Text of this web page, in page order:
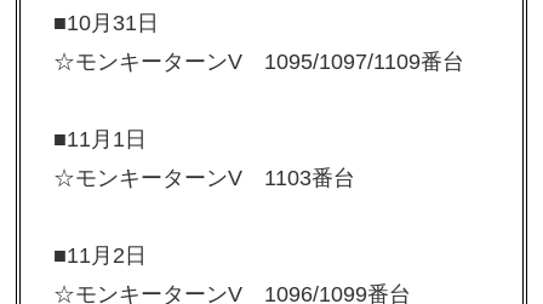
■10月31日
☆モンキーターンV 1095/1097/1109番台
■11月1日
☆モンキーターンV 1103番台
■11月2日
☆モンキーターンV 1096/1099番台